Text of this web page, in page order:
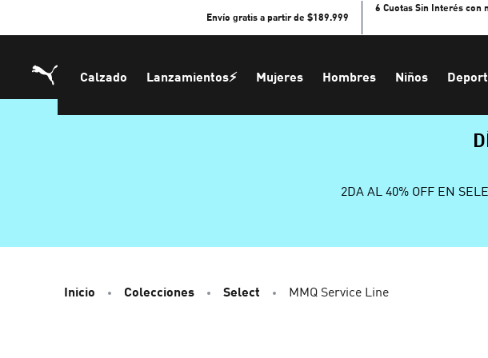
Envío gratis a partir de $189.999
6 Cuotas Sin Interés con
Calzado Lanzamientos⚡ Mujeres Hombres Niños
2DA AL 40% OFF EN
Inicio Colecciones Select MMQ Service Line